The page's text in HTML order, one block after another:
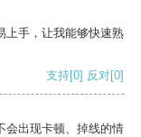
上手，让我能够快速熟
支持[0] 反对[0]
会出现卡顿、掉线的情